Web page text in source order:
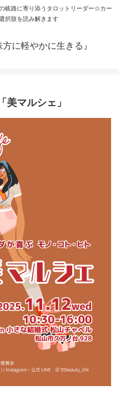
岐路に寄り添うタロットリーダー☆カー
択肢を読み解きます
に軽やかに生きる』
美マルシェ」